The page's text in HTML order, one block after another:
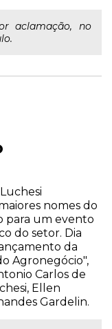
aclamação, no
nomes do
para um evento
do setor. Dia
da
Agronegócio",
Carlos de
Ellen
Gardelin.